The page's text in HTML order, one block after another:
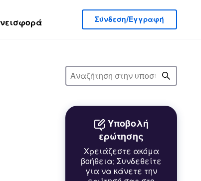
Σύνδεση/Εγγραφή
Υποβολή
ερώτησης
Χρειάζεστε ακόμα
βοήθεια; Συνδεθείτε
για να κάνετε την